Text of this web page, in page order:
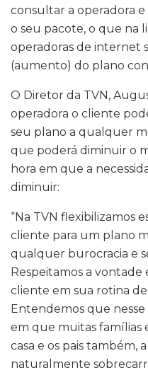
consultar a operadora e
o seu pacote, o que na
operadoras de internet
(aumento) do plano
O Diretor da TVN,
operadora o cliente
seu plano a qualquer
que poderá diminuir o
hora em que a
diminuir:
“Na TVN flexibilizamos
cliente para um plano
qualquer burocracia e
Respeitamos a vontade
cliente em sua rotina
Entendemos que
em que muitas famílias
casa e os pais também,
naturalmente